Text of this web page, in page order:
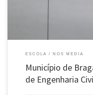
ESCOLA NOS MEDIA
Município de
de Engenharia